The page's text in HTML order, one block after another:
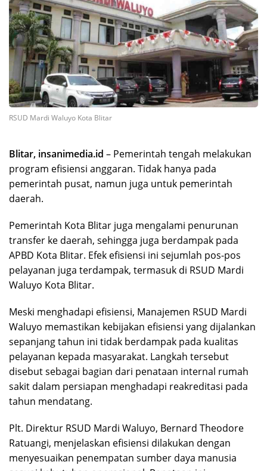
RSUD Mardi Waluyo Kota Blitar
Blitar, insanimedia.id – Pemerintah tengah melakukan
program efisiensi anggaran. Tidak hanya pada
pemerintah pusat, namun juga untuk pemerintah
daerah.
Pemerintah Kota Blitar juga mengalami penurunan
transfer ke daerah, sehingga juga berdampak pada
APBD Kota Blitar. Efek efisiensi ini sejumlah pos-pos
pelayanan juga terdampak, termasuk di RSUD Mardi
Waluyo Kota Blitar.
Meski menghadapi efisiensi, Manajemen RSUD Mardi
Waluyo memastikan kebijakan efisiensi yang dijalankan
sepanjang tahun ini tidak berdampak pada kualitas
pelayanan kepada masyarakat. Langkah tersebut
disebut sebagai bagian dari penataan internal rumah
sakit dalam persiapan menghadapi reakreditasi pada
tahun mendatang.
Plt. Direktur RSUD Mardi Waluyo, Bernard Theodore
Ratuangi, menjelaskan efisiensi dilakukan dengan
menyesuaikan penempatan sumber daya manusia